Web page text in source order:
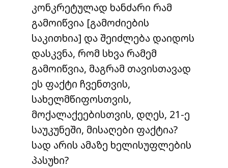
კონკრეტულად ხანძარი რამ
გამოიწვია [გამოძიების
საკითხია] და შეიძლება დაიდოს
დასკვნა, რომ სხვა რამემ
გამოიწვია, მაგრამ თავისთავად
ეს ფაქტი ჩვენთვის,
სახელმწიფოსთვის,
მოქალაქეებისთვის, დღეს, 21-ე
საუკუნეში, მისაღები ფაქტია?
სად არის ამაზე ხელისუფლების
პასუხი?